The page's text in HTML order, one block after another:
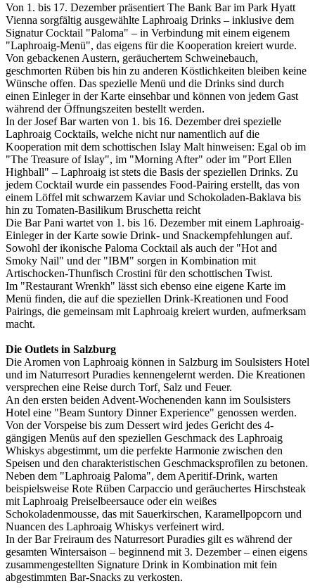
Von 1. bis 17. Dezember präsentiert The Bank Bar im Park Hyatt
Vienna sorgfältig ausgewählte Laphroaig Drinks – inklusive dem
Signatur Cocktail "Paloma" – in Verbindung mit einem eigenem
"Laphroaig-Menü", das eigens für die Kooperation kreiert wurde.
Von gebackenen Austern, geräuchertem Schweinebauch,
geschmorten Rüben bis hin zu anderen Köstlichkeiten bleiben keine
Wünsche offen. Das spezielle Menü und die Drinks sind durch
einen Einleger in der Karte einsehbar und können von jedem Gast
während der Öffnungszeiten bestellt werden.
In der Josef Bar warten von 1. bis 16. Dezember drei spezielle
Laphroaig Cocktails, welche nicht nur namentlich auf die
Kooperation mit dem schottischen Islay Malt hinweisen: Egal ob im
"The Treasure of Islay", im "Morning After" oder im "Port Ellen
Highball" – Laphroaig ist stets die Basis der speziellen Drinks. Zu
jedem Cocktail wurde ein passendes Food-Pairing erstellt, das von
einem Löffel mit schwarzem Kaviar und Schokoladen-Baklava bis
hin zu Tomaten-Basilikum Bruschetta reicht
Die Bar Pani wartet von 1. bis 16. Dezember mit einem Laphroaig-
Einleger in der Karte sowie Drink- und Snackempfehlungen auf.
Sowohl der ikonische Paloma Cocktail als auch der "Hot and
Smoky Nail" und der "IBM" sorgen in Kombination mit
Artischocken-Thunfisch Crostini für den schottischen Twist.
Im "Restaurant Wrenkh" lässt sich ebenso eine eigene Karte im
Menü finden, die auf die speziellen Drink-Kreationen und Food
Pairings, die gemeinsam mit Laphroaig kreiert wurden, aufmerksam
macht.
Die Outlets in Salzburg
Die Aromen von Laphroaig können in Salzburg im Soulsisters Hotel
und im Naturresort Puradies kennengelernt werden. Die Kreationen
versprechen eine Reise durch Torf, Salz und Feuer.
An den ersten beiden Advent-Wochenenden kann im Soulsisters
Hotel eine "Beam Suntory Dinner Experience" genossen werden.
Von der Vorspeise bis zum Dessert wird jedes Gericht des 4-
gängigen Menüs auf den speziellen Geschmack des Laphroaig
Whiskys abgestimmt, um die perfekte Harmonie zwischen den
Speisen und den charakteristischen Geschmacksprofilen zu betonen.
Neben dem "Laphroaig Paloma", dem Aperitif-Drink, warten
beispielsweise Rote Rüben Carpaccio und geräuchertes Hirschsteak
mit Laphroaig Preiselbeersauce oder ein weißes
Schokoladenmousse, das mit Sauerkirschen, Karamellpopcorn und
Nuancen des Laphroaig Whiskys verfeinert wird.
In der Bar Freiraum des Naturresort Puradies gilt es während der
gesamten Wintersaison – beginnend mit 3. Dezember – einen eigens
zusammengestellten Signature Drink in Kombination mit fein
abgestimmten Bar-Snacks zu verkosten.